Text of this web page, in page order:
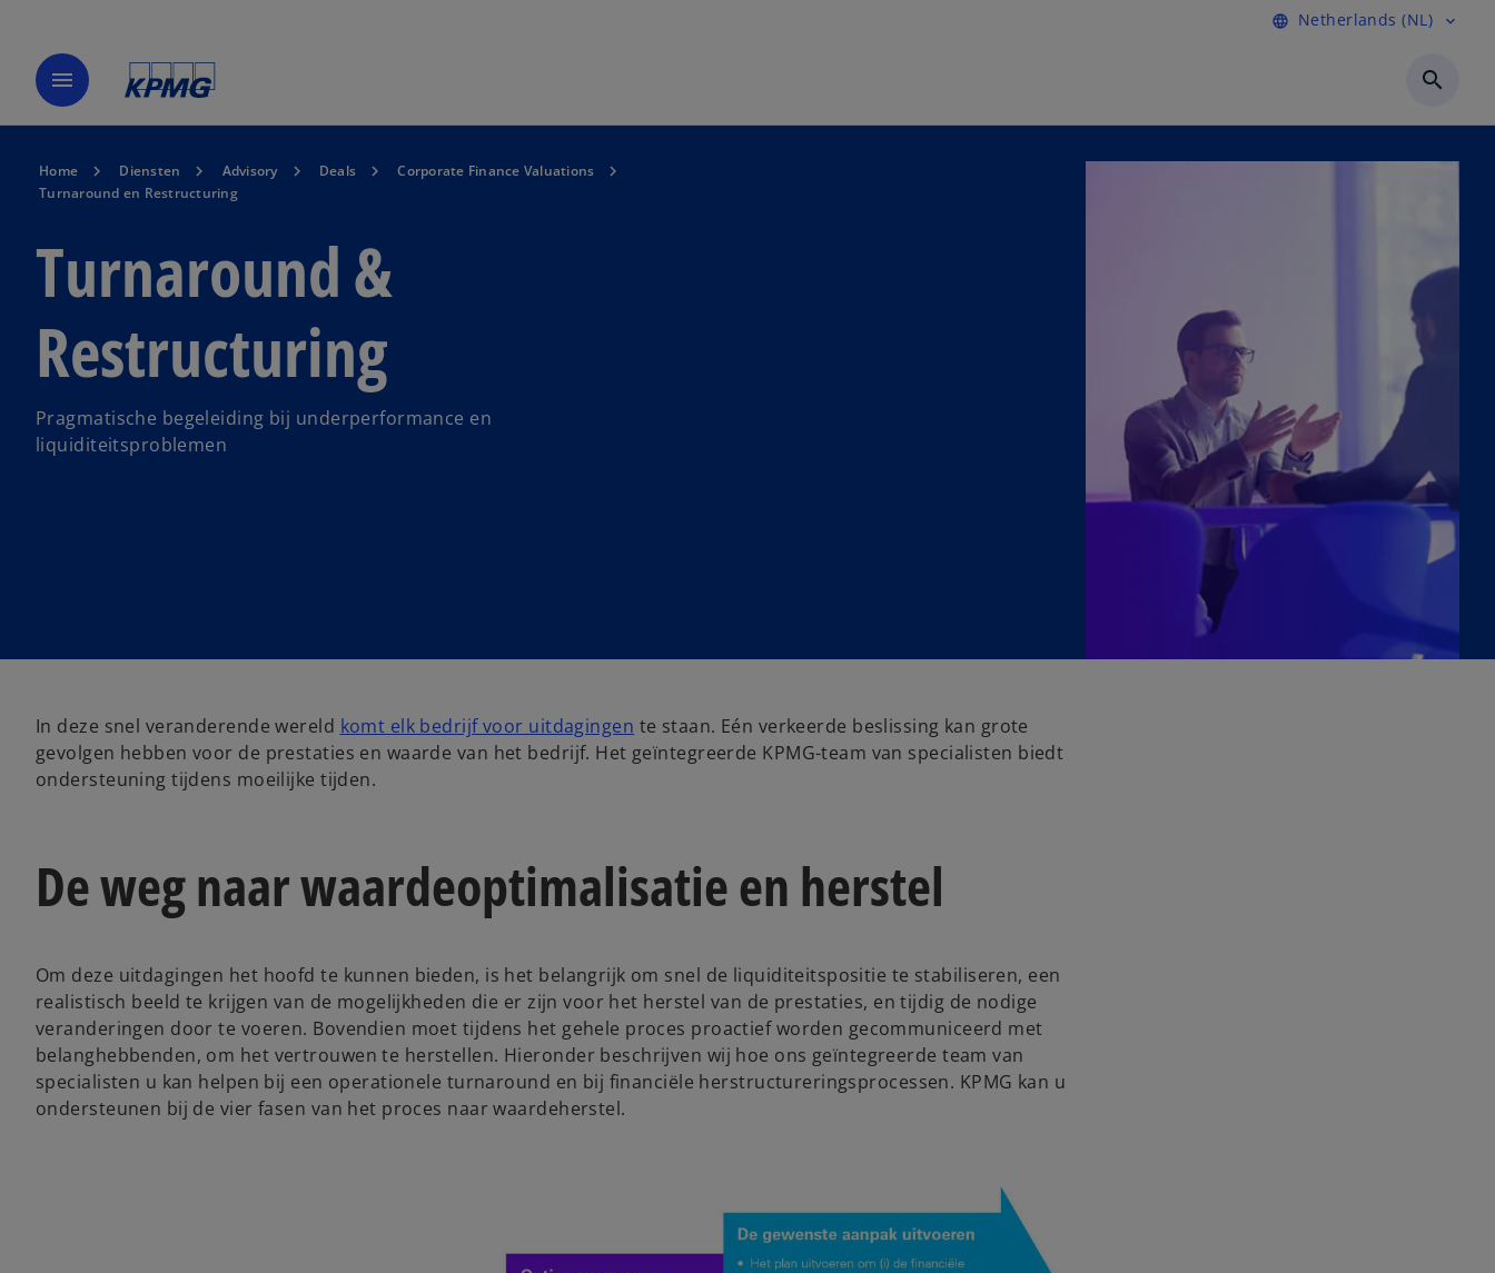
language Netherlands (NL) expand_more
menu search
Home Diensten Advisory Deals
Corporate Finance Valuations
Turnaround en Restructuring
Turnaround &
Restructuring
Pragmatische begeleiding bij underperformance en
liquiditeitsproblemen
In deze snel veranderende wereld komt elk bedrijf voor uitdagingen te staan. Eén verkeerde beslissing kan grote
gevolgen hebben voor de prestaties en waarde van het bedrijf. Het geïntegreerde KPMG-team van specialisten biedt
ondersteuning tijdens moeilijke tijden.
De weg naar waardeoptimalisatie en herstel
Om deze uitdagingen het hoofd te kunnen bieden, is het belangrijk om snel de liquiditeitspositie te stabiliseren, een
realistisch beeld te krijgen van de mogelijkheden die er zijn voor het herstel van de prestaties, en tijdig de nodige
veranderingen door te voeren. Bovendien moet tijdens het gehele proces proactief worden gecommuniceerd met
belanghebbenden, om het vertrouwen te herstellen. Hieronder beschrijven wij hoe ons geïntegreerde team van
specialisten u kan helpen bij een operationele turnaround en bij financiële herstructureringsprocessen. KPMG kan u
ondersteunen bij de vier fasen van het proces naar waardeherstel.